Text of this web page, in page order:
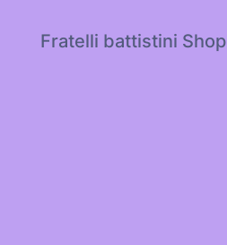
Fratelli battistini Shop